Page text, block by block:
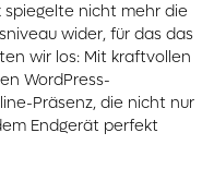
nicht mehr die
wider, für das das
wir los: Mit kraftvollen
WordPress-
Präsenz, die nicht nur
Endgerät perfekt